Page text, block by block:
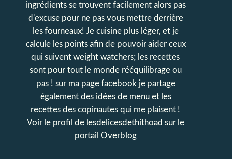
ingrédients se trouvent facilement alors pas
d'excuse pour ne pas vous mettre derrière
les fourneaux! Je cuisine plus léger, et je
calcule les points afin de pouvoir aider ceux
qui suivent weight watchers; les recettes
sont pour tout le monde rééquilibrage ou
pas ! sur ma page facebook je partage
également des idées de menu et les
recettes des copinautes qui me plaisent !
Voir le profil de lesdelicesdethithoad sur le
portail Overblog